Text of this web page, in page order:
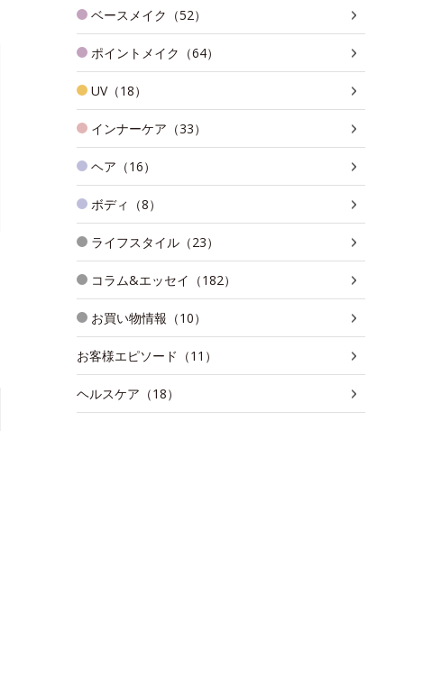
ベースメイク（52）
ポイントメイク（64）
UV（18）
インナーケア（33）
ヘア（16）
ボディ（8）
ライフスタイル（23）
コラム&エッセイ（182）
お買い物情報（10）
お客様エピソード（11）
ヘルスケア（18）